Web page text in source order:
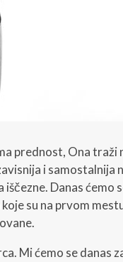
prednost, Ona traži
i samostalnija
Danas ćemo
su na prvom
Mi ćemo se danas